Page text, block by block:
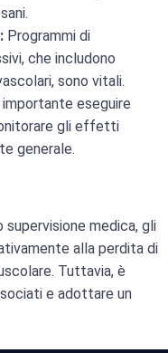
Programmi di
che includono
sono vitali.
importante eseguire
gli effetti
generale.
medica, gli
alla perdita di
Tuttavia, è
e adottare un